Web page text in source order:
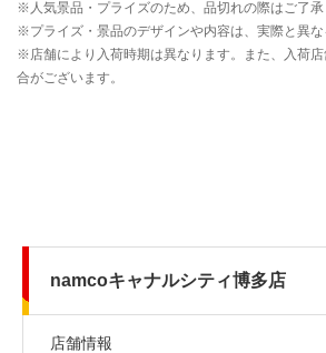
namcoキャナルシティ博多店
店舗情報